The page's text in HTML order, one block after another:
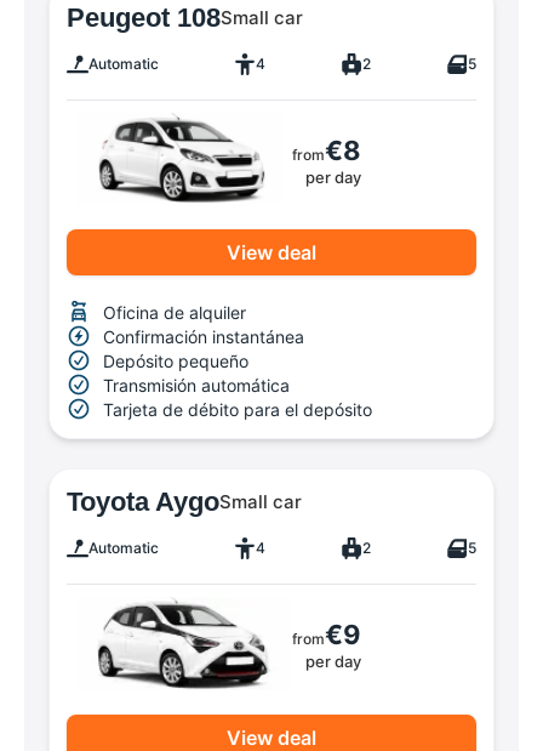
Peugeot 108Small car
Automatic 4 2 5
from€8
per day
View deal
Oficina de alquiler
Confirmación instantánea
Depósito pequeño
Transmisión automática
Tarjeta de débito para el depósito
Toyota AygoSmall car
Automatic 4 2 5
from€9
per day
View deal